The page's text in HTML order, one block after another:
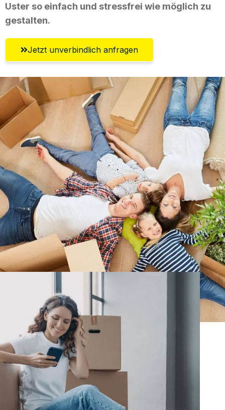
Uster so einfach und stressfrei wie möglich zu
gestalten.
Jetzt unverbindlich anfragen